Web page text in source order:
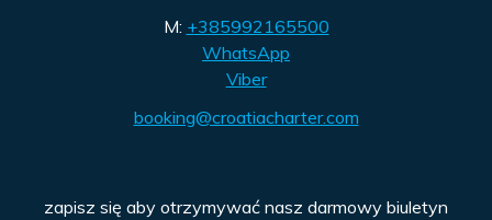
M: +385992165500
WhatsApp
Viber
booking@croatiacharter.com
zapisz się aby otrzymywać nasz darmowy biuletyn